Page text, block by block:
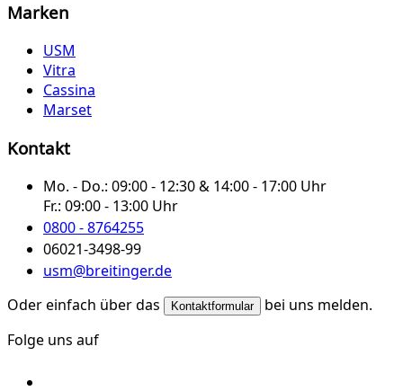
Marken
USM
Vitra
Cassina
Marset
Kontakt
Mo. - Do.: 09:00 - 12:30 & 14:00 - 17:00 Uhr
Fr.: 09:00 - 13:00 Uhr
0800 - 8764255
06021-3498-99
usm@breitinger.de
Oder einfach über das
Kontaktformular
bei uns melden.
Folge uns auf